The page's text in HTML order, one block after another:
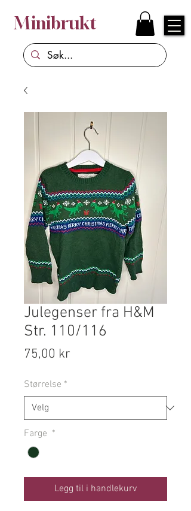
Minibrukt
Julegenser fra H&M
Str. 110/116
75,00 kr
Størrelse *
Farge *
Legg til i handlekurv